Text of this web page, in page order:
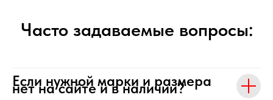
Часто задаваемые вопросы:
Если нужной марки и размера
нет на сайте и в наличии?